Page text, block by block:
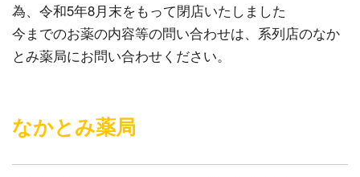
為、令和5年8月末をもって閉店いたしました
今までのお薬の内容等の問い合わせは、系列店のなか
とみ薬局にお問い合わせください。
なかとみ薬局